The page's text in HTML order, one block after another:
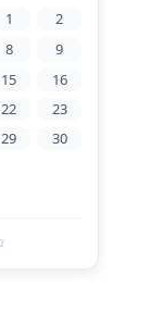
1
2
8
9
15
16
22
23
29
30